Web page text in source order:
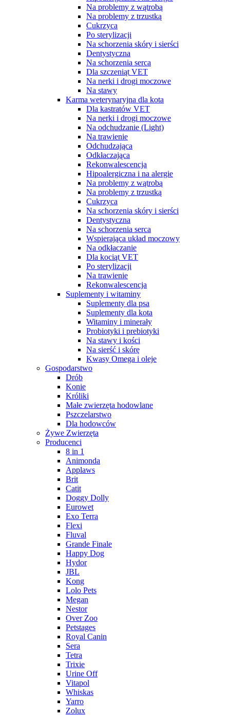
Na problemy z wątrobą
Na problemy z trzustką
Cukrzyca
Po sterylizacji
Na schorzenia skóry i sierści
Dentystyczna
Na schorzenia serca
Dla szczeniąt VET
Na nerki i drogi moczowe
Na stawy
Karma weterynaryjna dla kota
Dla kastratów VET
Na nerki i drogi moczowe
Na odchudzanie (Light)
Na trawienie
Odchudzająca
Odkłaczająca
Rekonwalescencja
Hipoalergiczna i na alergie
Na problemy z wątrobą
Na problemy z trzustką
Cukrzyca
Na schorzenia skóry i sierści
Dentystyczna
Na schorzenia serca
Wspierająca układ moczowy
Na odkłaczanie
Dla kociąt VET
Po sterylizacji
Na trawienie
Rekonwalescencja
Suplementy i witaminy
Suplementy dla psa
Suplementy dla kota
Witaminy i minerały
Probiotyki i prebiotyki
Na stawy i kości
Na sierść i skórę
Kwasy Omega i oleje
Gospodarstwo
Drób
Konie
Króliki
Małe zwierzęta hodowlane
Pszczelarstwo
Dla hodowców
Żywe Zwierzęta
Producenci
8 in 1
Animonda
Applaws
Brit
Catit
Doggy Dolly
Eurowet
Exo Terra
Flexi
Fluval
Grande Finale
Happy Dog
Hydor
JBL
Kong
Lolo Pets
Megan
Nestor
Over Zoo
Petstages
Royal Canin
Sera
Tetra
Trixie
Urine Off
Vitapol
Whiskas
Yarro
Zolux